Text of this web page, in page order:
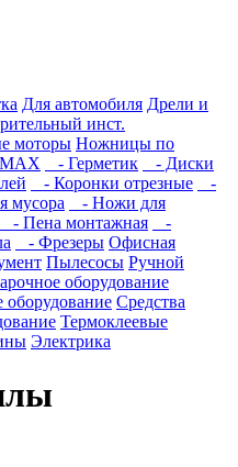
Для автомобиля Дрели и
инст.
моторы Ножницы по
- Герметик
- Диски
- Коронки отрезные
-
мусора
- Ножи для
- Пена монтажная
-
- Фрезеры Офисная
Пылесосы Ручной
оборудование
оборудование Средства
Термоклеевые
Электрика